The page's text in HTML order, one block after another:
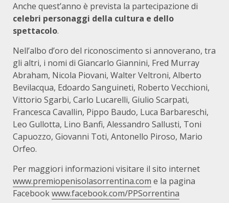
Anche quest’anno è prevista la partecipazione di
celebri personaggi della cultura e dello
spettacolo.
Nell’albo d’oro del riconoscimento si annoverano, tra
gli altri, i nomi di Giancarlo Giannini, Fred Murray
Abraham, Nicola Piovani, Walter Veltroni, Alberto
Bevilacqua, Edoardo Sanguineti, Roberto Vecchioni,
Vittorio Sgarbi, Carlo Lucarelli, Giulio Scarpati,
Francesca Cavallin, Pippo Baudo, Luca Barbareschi,
Leo Gullotta, Lino Banfi, Alessandro Sallusti, Toni
Capuozzo, Giovanni Toti, Antonello Piroso, Mario
Orfeo.
Per maggiori informazioni visitare il sito internet
www.premiopenisolasorrentina.com e la pagina
Facebookwww.facebook.com/PPSorrentina